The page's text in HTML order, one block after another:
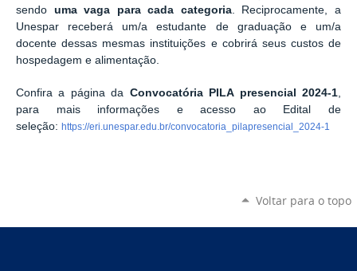
sendo uma vaga para cada categoria. Reciprocamente, a
Unespar receberá um/a estudante de graduação e um/a
docente dessas mesmas instituições e cobrirá seus custos de
hospedagem e alimentação.
Confira a página da Convocatória PILA presencial 2024-1,
para mais informações e acesso ao Edital de
seleção: https://eri.unespar.edu.br/convocatoria_pilapresencial_2024-1
Voltar para o topo